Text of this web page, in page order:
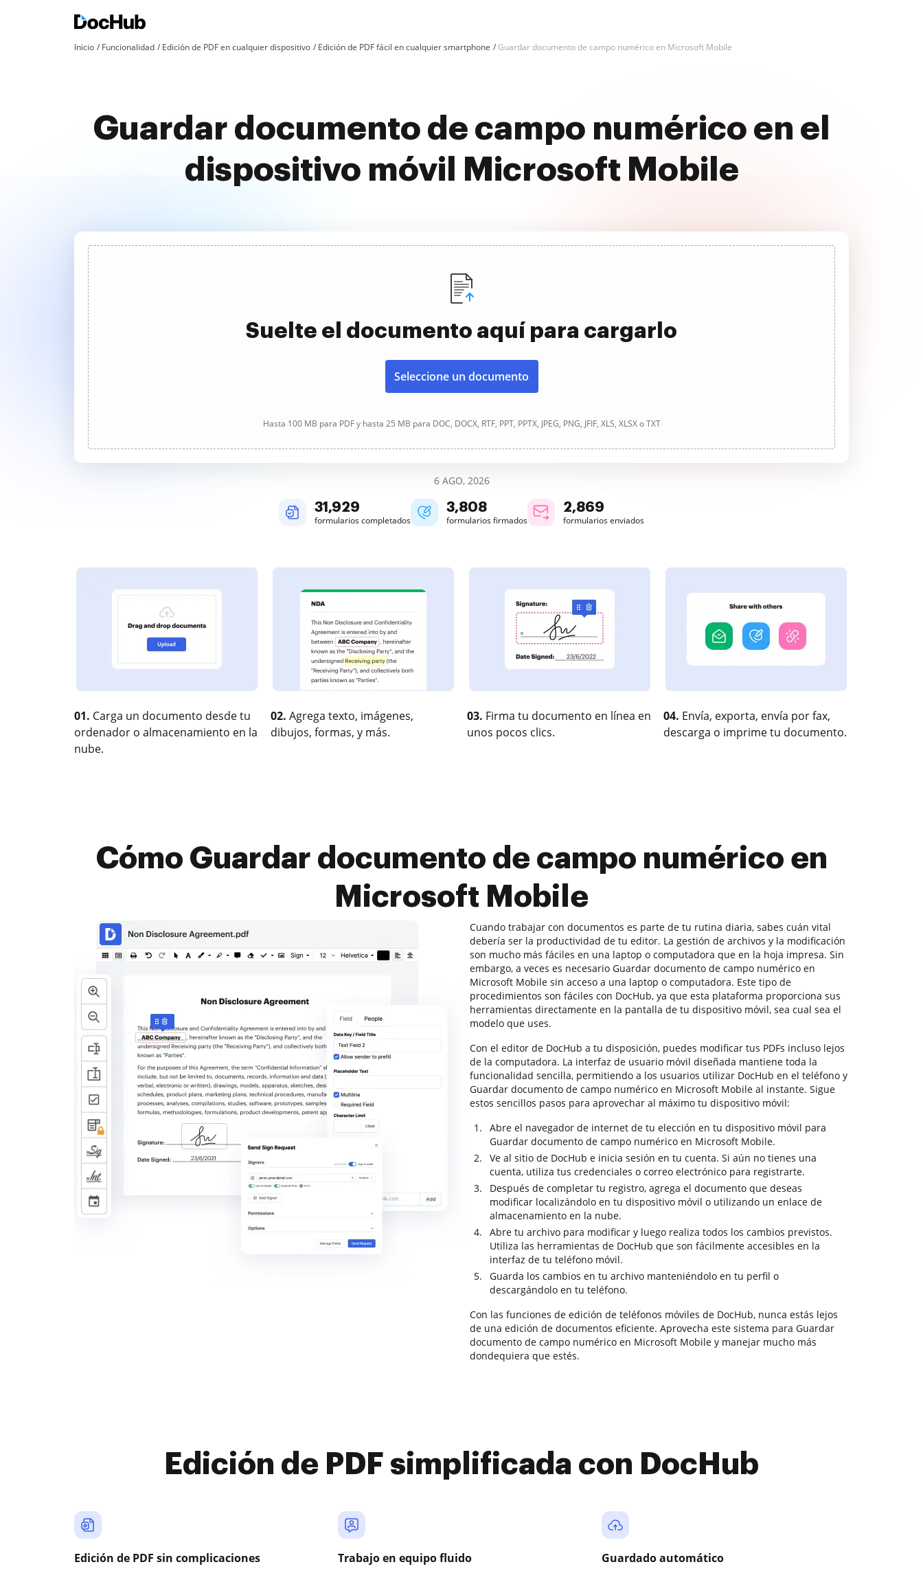
Inicio Funcionalidad Edición de PDF en cualquier dispositivo Edición de PDF fácil en cualquier smartphone Guardar documento de campo numérico en Microsoft Mobile
Guardar documento de campo numérico en el
dispositivo móvil Microsoft Mobile
Suelte el documento aquí para cargarlo
Seleccione un documento
Hasta 100 MB para PDF y hasta 25 MB para DOC, DOCX, RTF, PPT, PPTX, JPEG, PNG, JFIF, XLS, XLSX o TXT
6 AGO, 2026
31,929
formularios completados
3,808
formularios firmados
2,869
formularios enviados
01. Carga un documento desde tu
ordenador o almacenamiento en la
nube.
02. Agrega texto, imágenes,
dibujos, formas, y más.
03. Firma tu documento en línea en
unos pocos clics.
04. Envía, exporta, envía por fax,
descarga o imprime tu documento.
Cómo Guardar documento de campo numérico en
Microsoft Mobile
Cuando trabajar con documentos es parte de tu rutina diaria, sabes cuán vital
debería ser la productividad de tu editor. La gestión de archivos y la modificación
son mucho más fáciles en una laptop o computadora que en la hoja impresa. Sin
embargo, a veces es necesario Guardar documento de campo numérico en
Microsoft Mobile sin acceso a una laptop o computadora. Este tipo de
procedimientos son fáciles con DocHub, ya que esta plataforma proporciona sus
herramientas directamente en la pantalla de tu dispositivo móvil, sea cual sea el
modelo que uses.
Con el editor de DocHub a tu disposición, puedes modificar tus PDFs incluso lejos
de la computadora. La interfaz de usuario móvil diseñada mantiene toda la
funcionalidad sencilla, permitiendo a los usuarios utilizar DocHub en el teléfono y
Guardar documento de campo numérico en Microsoft Mobile al instante. Sigue
estos sencillos pasos para aprovechar al máximo tu dispositivo móvil:
Abre el navegador de internet de tu elección en tu dispositivo móvil para
Guardar documento de campo numérico en Microsoft Mobile.
Ve al sitio de DocHub e inicia sesión en tu cuenta. Si aún no tienes una
cuenta, utiliza tus credenciales o correo electrónico para registrarte.
Después de completar tu registro, agrega el documento que deseas
modificar localizándolo en tu dispositivo móvil o utilizando un enlace de
almacenamiento en la nube.
Abre tu archivo para modificar y luego realiza todos los cambios previstos.
Utiliza las herramientas de DocHub que son fácilmente accesibles en la
interfaz de tu teléfono móvil.
Guarda los cambios en tu archivo manteniéndolo en tu perfil o
descargándolo en tu teléfono.
Con las funciones de edición de teléfonos móviles de DocHub, nunca estás lejos
de una edición de documentos eficiente. Aprovecha este sistema para Guardar
documento de campo numérico en Microsoft Mobile y manejar mucho más
dondequiera que estés.
Edición de PDF simplificada con DocHub
Edición de PDF sin complicaciones Trabajo en equipo fluido Guardado automático